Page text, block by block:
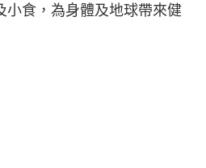
食，為身體及地球帶來健